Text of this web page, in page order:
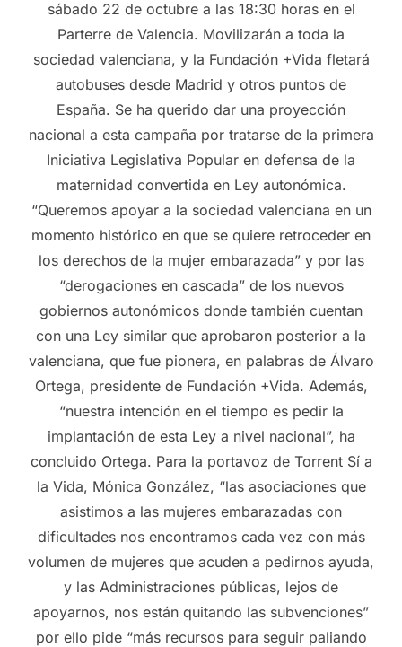
sábado 22 de octubre a las 18:30 horas en el
Parterre de Valencia. Movilizarán a toda la
sociedad valenciana, y la Fundación +Vida fletará
autobuses desde Madrid y otros puntos de
España. Se ha querido dar una proyección
nacional a esta campaña por tratarse de la primera
Iniciativa Legislativa Popular en defensa de la
maternidad convertida en Ley autonómica.
“Queremos apoyar a la sociedad valenciana en un
momento histórico en que se quiere retroceder en
los derechos de la mujer embarazada” y por las
“derogaciones en cascada” de los nuevos
gobiernos autonómicos donde también cuentan
con una Ley similar que aprobaron posterior a la
valenciana, que fue pionera, en palabras de Álvaro
Ortega, presidente de Fundación +Vida. Además,
“nuestra intención en el tiempo es pedir la
implantación de esta Ley a nivel nacional”, ha
concluido Ortega. Para la portavoz de Torrent Sí a
la Vida, Mónica González, “las asociaciones que
asistimos a las mujeres embarazadas con
dificultades nos encontramos cada vez con más
volumen de mujeres que acuden a pedirnos ayuda,
y las Administraciones públicas, lejos de
apoyarnos, nos están quitando las subvenciones”
por ello pide “más recursos para seguir paliando